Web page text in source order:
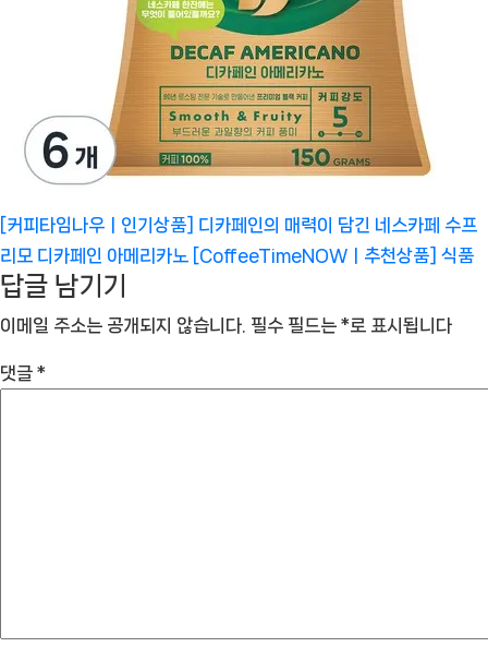
[커피타임나우ㅣ인기상품] 디카페인의 매력이 담긴 네스카페 수프
리모 디카페인 아메리카노 [CoffeeTimeNOWㅣ추천상품] 식품
답글 남기기
이메일 주소는 공개되지 않습니다. 필수 필드는 *로 표시됩니다
댓글 *